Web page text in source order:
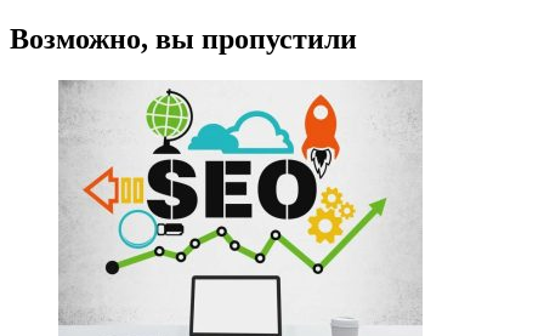
Возможно, вы пропустили